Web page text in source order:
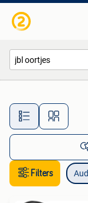
Filters